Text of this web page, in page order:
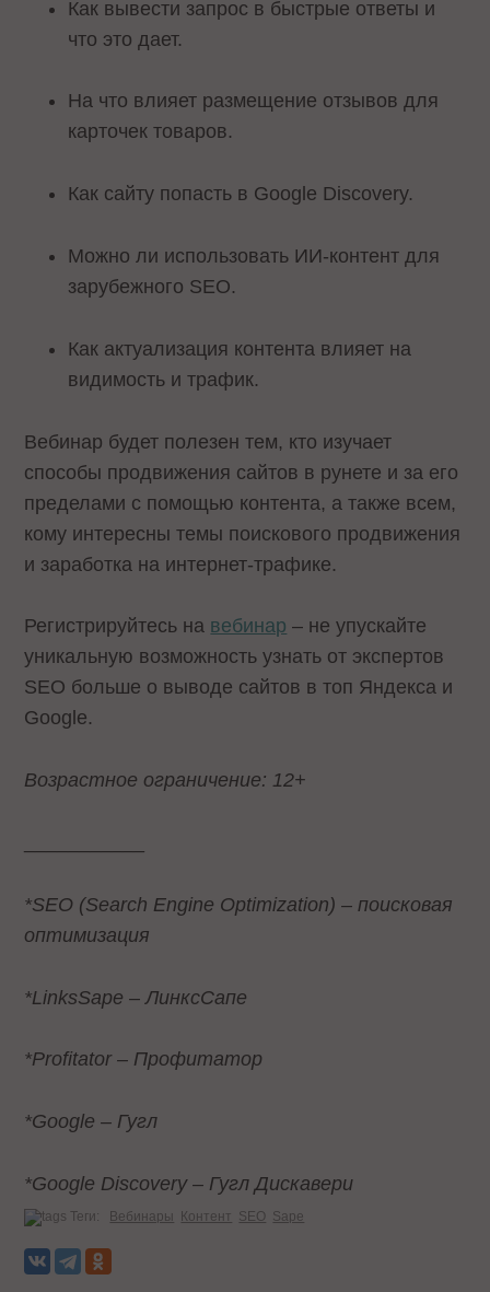
Как вывести запрос в быстрые ответы и
что это дает.
На что влияет размещение отзывов для
карточек товаров.
Как сайту попасть в Google Discovery.
Можно ли использовать ИИ-контент для
зарубежного SEO.
Как актуализация контента влияет на
видимость и трафик.
Вебинар будет полезен тем, кто изучает
способы продвижения сайтов в рунете и за его
пределами с помощью контента, а также всем,
кому интересны темы поискового продвижения
и заработка на интернет-трафике.
Регистрируйтесь на вебинар – не упускайте
уникальную возможность узнать от экспертов
SEO больше о выводе сайтов в топ Яндекса и
Google.
Возрастное ограничение: 12+
*SEO (Search Engine Optimization) – поисковая
оптимизация
*LinksSape – ЛинксСапе
*Profitator – Профитатор
*Google – Гугл
*Google Discovery – Гугл Дискавери
Теги: Вебинары Контент SEO Sape